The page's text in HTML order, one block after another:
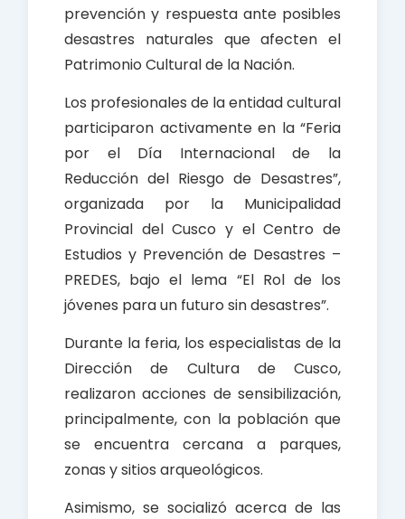
prevención y respuesta ante posibles
desastres naturales que afecten el
Patrimonio Cultural de la Nación.
Los profesionales de la entidad cultural
participaron activamente en la “Feria
por el Día Internacional de la
Reducción del Riesgo de Desastres”,
organizada por la Municipalidad
Provincial del Cusco y el Centro de
Estudios y Prevención de Desastres –
PREDES, bajo el lema “El Rol de los
jóvenes para un futuro sin desastres”.
Durante la feria, los especialistas de la
Dirección de Cultura de Cusco,
realizaron acciones de sensibilización,
principalmente, con la población que
se encuentra cercana a parques,
zonas y sitios arqueológicos.
Asimismo, se socializó acerca de las